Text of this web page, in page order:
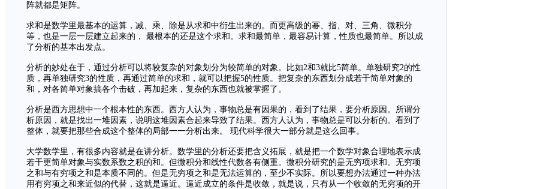
阵就都是矩阵。
求和是数学里最基本的运算，减、乘、除是从求和中衍生出来的。而更高级的幂、指、对、三角、微积分
等，也是一层一层建立起来的， 最根本的还是这个求和。求和最简单，最容易计算，性质也最简单。所以成
了分析的基本出发点。
分析的妙处在于，通过分析可以将较复杂的对象划分为较简单的对象。比如2和3就比5简单。单独研究2的性
质，再单独研究3的性质，再通过简单的求和，就可以把握5的性质。把复杂的东西划分成若干简单对象的
和，对各简单对象搞各个击破，再加起来，复杂的东西也就被掌握了。
分析是西方思想中一个根本性的东西。西方人认为，事物总是有因果的，看到了结果，要分析原因。所谓分
析原因，就是找出一堆因素，说明这堆因素合起来导致了结果。西方人认为，事物总是可以分析的。看到了
整体，就要把那些合成这个整体的局部一一分析出来。 现代科学很大一部分就是这么回事。
大学数学里，有很多内容就是在讲分析。数学里的分析还要把含义拓展，就是把一个数学对象合理地表示成
若干更简单对象与实数系数之积的和。但微积分和线性代数各有侧重。微积分研究的是无穷项求和。无穷项
之和与有穷项之和是本质不同的。但是无穷项之和是无法运算的，至少不实际。所以要想办法通过一种办法
用有穷项之和来近似的代替，这就是逼近。逼近成立的条件是收敛，就是说，只有从一个收敛的无穷项的开